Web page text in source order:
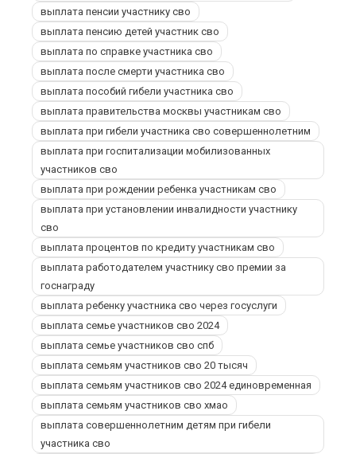
выплата пенсии участнику сво
выплата пенсию детей участник сво
выплата по справке участника сво
выплата после смерти участника сво
выплата пособий гибели участника сво
выплата правительства москвы участникам сво
выплата при гибели участника сво совершеннолетним
выплата при госпитализации мобилизованных
участников сво
выплата при рождении ребенка участникам сво
выплата при установлении инвалидности участнику
сво
выплата процентов по кредиту участникам сво
выплата работодателем участнику сво премии за
госнаграду
выплата ребенку участника сво через госуслуги
выплата семье участников сво 2024
выплата семье участников сво спб
выплата семьям участников сво 20 тысяч
выплата семьям участников сво 2024 единовременная
выплата семьям участников сво хмао
выплата совершеннолетним детям при гибели
участника сво